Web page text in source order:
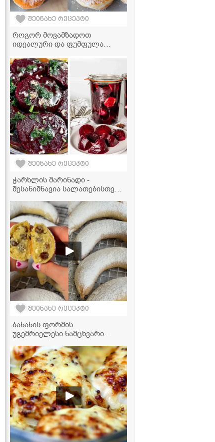
შეინახე რეცეპტი
როგორ მოვამზადოთ
იდეალური და ფუმფულა
რეცეპტი, რომელიც
საკონდიტროს დონეს არ
ჩამოუვარდება!
შეინახე რეცეპტი
ჭარხლის მარინადი -
შესანიშნავია სალათებისთვის,
ქილიდან მისართმევად
შეინახე რეცეპტი
ბანანის ფორმის
უგემრიელესი ნამცხვარი
გულსართით - დესერტი,
რომელიც პირში დნება!